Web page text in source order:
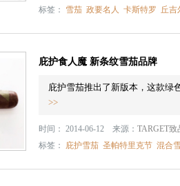
标签： 雪茄 政要名人 卡斯特罗 丘吉
庇护食人魔 新条纹雪茄品牌
庇护雪茄推出了新版本，这款绿
>>
时间： 2014-06-12 来源： TARGET致
标签： 庇护雪茄 圣帕特里克节 混合